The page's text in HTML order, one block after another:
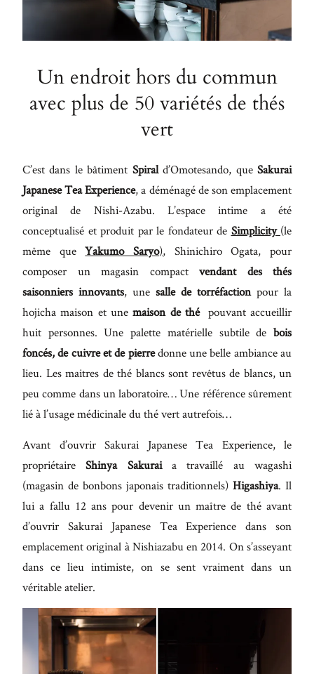
Un endroit hors du commun
avec plus de 50 variétés de thés
vert
C’est dans le bâtiment Spirald’Omotesando, queSakurai
Japanese Tea Experience, a déménagé de son emplacement
original de Nishi-Azabu. L’espace intime a été
conceptualisé et produit par le fondateur de Simplicity (le
même queYakumo Saryo), Shinichiro Ogata, pour
composer un magasin compact vendant des thés
saisonniers innovants, une salle de torréfactionpour la
hojicha maison et unemaison de thépouvant accueillir
huit personnes. Une palette matérielle subtile de bois
foncés, de cuivre et de pierredonne une belle ambiance au
lieu. Les maitres de thé blancs sont revêtus de blancs, un
peu comme dans un laboratoire… Une référence sûrement
lié à l’usage médicinale du thé vert autrefois…
Avant d’ouvrir Sakurai Japanese Tea Experience, le
propriétaireShinya Sakuraia travaillé au wagashi
(magasin de bonbons japonais traditionnels) Higashiya. Il
lui a fallu 12 ans pour devenir un maître de thé avant
d’ouvrir Sakurai Japanese Tea Experience dans son
emplacement original à Nishiazabu en 2014. On s’asseyant
dans ce lieu intimiste, on se sent vraiment dans un
véritable atelier.
Maecenas
interdum.
porta sem
mollis
euismod.